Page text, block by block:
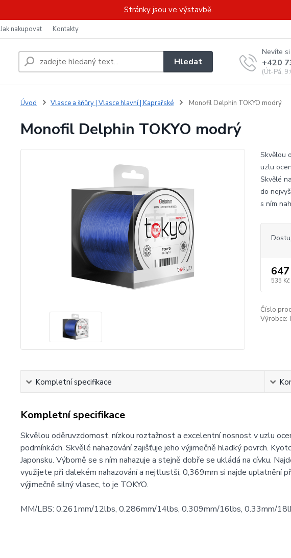
Stránky jsou ve výstavbě.
Jak nakupovat Kontakty
Hledat
Nevíte
+420
(Út-Pá,
Úvod Vlasce a šňůry | Vlasce hlavní | Kaprařské Monofil Delphin TOKYO modrý
Monofil Delphin TOKYO modrý
Skvělou
uzlu
Skvělé
do
s ním
535 Kč
Číslo
Výrobce:
Kompletní specifikace
Kompletní specifikace
Skvělou oděruvzdornost, nízkou roztažnost a excelentní nosnost v uzlu
podmínkách. Skvělé nahazování zajišťuje jeho výjimečně hladký povrch.
Japonsku. Výborně se s ním nahazuje a stejně dobře se ukládá na cívku.
využijete při dalekém nahazování a nejtlustší, 0,369mm si najde uplatnění
výjimečně silný vlasec, to je TOKYO.
MM/LBS: 0.261mm/12lbs, 0.286mm/14lbs, 0.309mm/16lbs, 0.33mm/